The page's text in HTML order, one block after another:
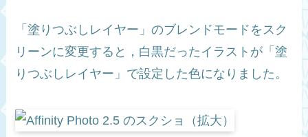
「塗りつぶしレイヤー」のブレンドモードをスク
リーンに変更すると，白黒だったイラストが「塗
りつぶしレイヤー」で設定した色になりました。